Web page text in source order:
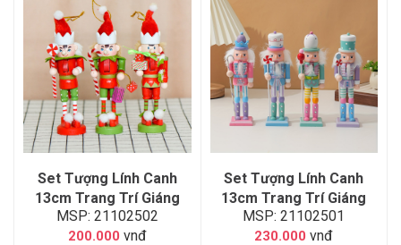
Set Tượng Lính Canh
13cm Trang Trí Giáng
Sinh 02
MSP: 21102502
200.000 vnđ
Set Tượng Lính Canh
13cm Trang Trí Giáng
Sinh 01
MSP: 21102501
230.000 vnđ